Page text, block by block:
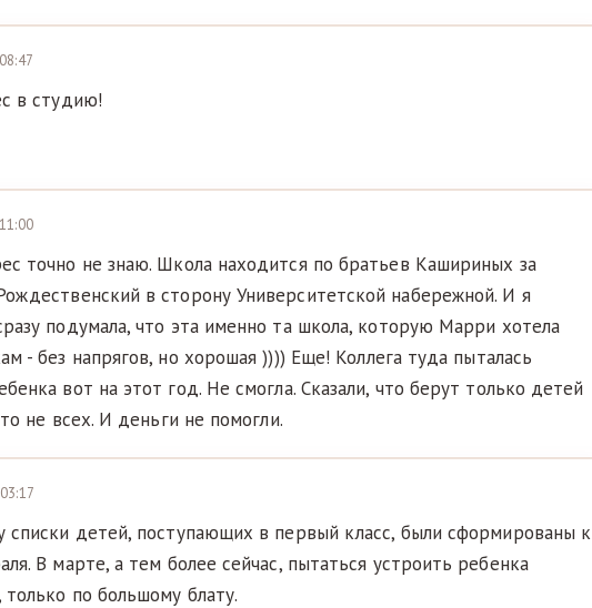
в студию!
точно не знаю. Школа находится по братьев Кашириных за
в сторону Университетской набережной. И я
подумала, что эта именно та школа, которую Марри хотела
- без напрягов, но хорошая )))) Еще! Коллега туда пыталась
вот на этот год. Не смогла. Сказали, что берут только детей
не всех. И деньги не помогли.
списки детей, поступающих в первый класс, были сформированы к
В марте, а тем более сейчас, пытаться устроить ребенка
только по большому блату.